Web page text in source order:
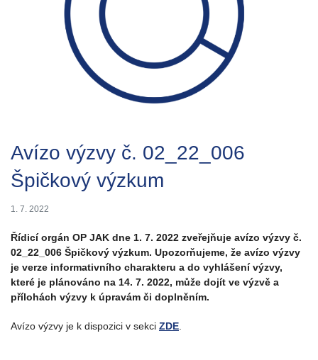
Avízo výzvy č. 02_22_006
Špičkový výzkum
1. 7. 2022
Řídicí orgán OP JAK dne 1. 7. 2022 zveřejňuje avízo výzvy č.
02_22_006 Špičkový výzkum. Upozorňujeme, že avízo výzvy
je verze informativního charakteru a do vyhlášení výzvy,
které je plánováno na 14. 7. 2022, může dojít ve výzvě a
přílohách výzvy k úpravám či doplněním.
Avízo výzvy je k dispozici v sekci ZDE